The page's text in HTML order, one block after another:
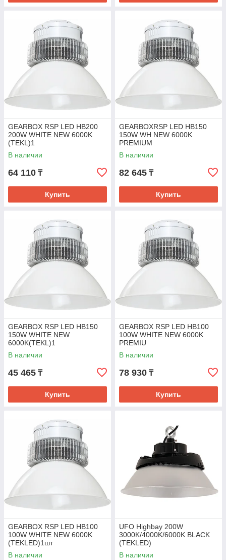
GEARBOX RSP LED HB200
200W WHITE NEW 6000K
(TEKL)1
В наличии
64 110 ₸
Купить
GEARBOXRSP LED HB150
150W WH NEW 6000K
PREMIUM
В наличии
82 645 ₸
Купить
GEARBOX RSP LED HB150
150W WHITE NEW
6000K(TEKL)1
В наличии
45 465 ₸
Купить
GEARBOX RSP LED HB100
100W WHITE NEW 6000K
PREMIU
В наличии
78 930 ₸
Купить
GEARBOX RSP LED HB100
100W WHITE NEW 6000K
(TEKLED)1шт
В наличии
UFO Highbay 200W
3000K/4000K/6000K BLACK
(TEKLED)
В наличии